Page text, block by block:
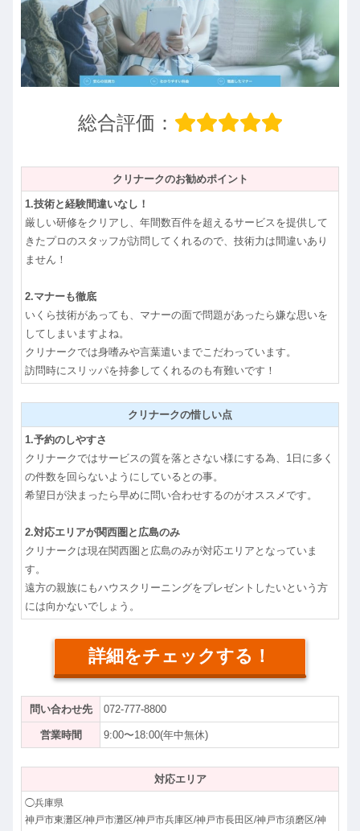
総合評価：
クリナークのお勧めポイント
1.技術と経験間違いなし！
厳しい研修をクリアし、年間数百件を超えるサービスを提供して
きたプロのスタッフが訪問してくれるので、技術力は間違いあり
ません！
2.マナーも徹底
いくら技術があっても、マナーの面で問題があったら嫌な思いを
してしまいますよね。
クリナークでは身嗜みや言葉遣いまでこだわっています。
訪問時にスリッパを持参してくれるのも有難いです！
クリナークの惜しい点
1.予約のしやすさ
クリナークではサービスの質を落とさない様にする為、1日に多く
の件数を回らないようにしているとの事。
希望日が決まったら早めに問い合わせするのがオススメです。
2.対応エリアが関西圏と広島のみ
クリナークは現在関西圏と広島のみが対応エリアとなっていま
す。
遠方の親族にもハウスクリーニングをプレゼントしたいという方
には向かないでしょう。
詳細をチェックする！
問い合わせ先 072-777-8800
営業時間 9:00〜18:00(年中無休)
対応エリア
◯兵庫県
神戸市東灘区/神戸市灘区/神戸市兵庫区/神戸市長田区/神戸市須磨区/神